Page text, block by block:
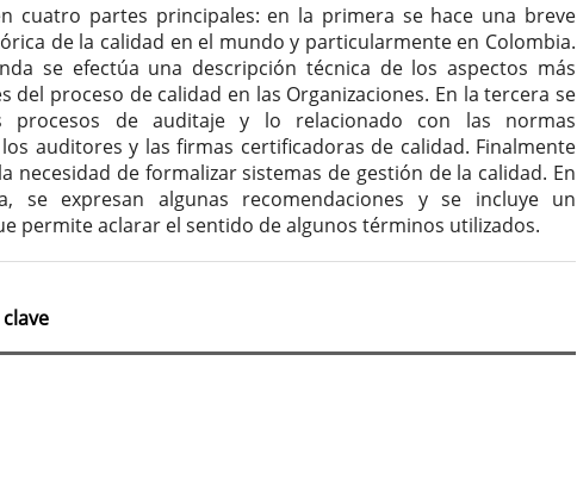
cuatro partes principales: en la primera se hace una breve
de la calidad en el mundo y particularmente en Colombia.
se efectúa una descripción técnica de los aspectos más
del proceso de calidad en las Organizaciones. En la tercera se
procesos de auditaje y lo relacionado con las normas
auditores y las firmas certificadoras de calidad. Finalmente
necesidad de formalizar sistemas de gestión de la calidad. En
se expresan algunas recomendaciones y se incluye un
permite aclarar el sentido de algunos términos utilizados.